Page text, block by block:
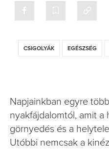
CSIGOLYÁK EGÉSZSÉG
Napjainkban egyre
nyakfájdalomtól, amit
görnyedés és a
Utóbbi nemcsak a